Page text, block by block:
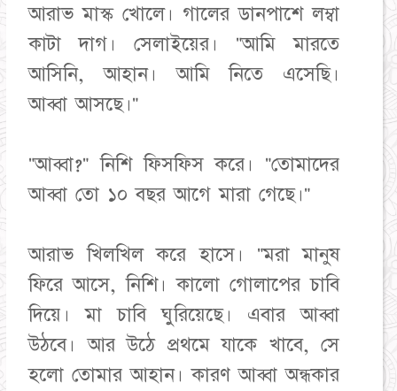
আরাভ মাস্ক খোলে। গালের ডানপাশে লম্বা
কাটা দাগ। সেলাইয়ের। "আমি মারতে
আসিনি, আহান। আমি নিতে এসেছি।
আব্বা আসছে।"
"আব্বা?" নিশি ফিসফিস করে। "তোমাদের
আব্বা তো ১০ বছর আগে মারা গেছে।"
আরাভ খিলখিল করে হাসে। "মরা মানুষ
ফিরে আসে, নিশি। কালো গোলাপের চাবি
দিয়ে। মা চাবি ঘুরিয়েছে। এবার আব্বা
উঠবে। আর উঠে প্রথমে যাকে খাবে, সে
হলো তোমার আহান। কারণ আব্বা অন্ধকার